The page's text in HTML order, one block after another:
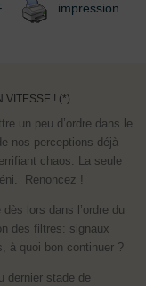
impression
VITESSE ! (*)
un peu d’ordre dans le
nos perceptions déjà
chaos. La seule
Renoncez !
lors dans l’ordre du
des filtres: signaux
à quoi bon continuer ?
dernier stade de